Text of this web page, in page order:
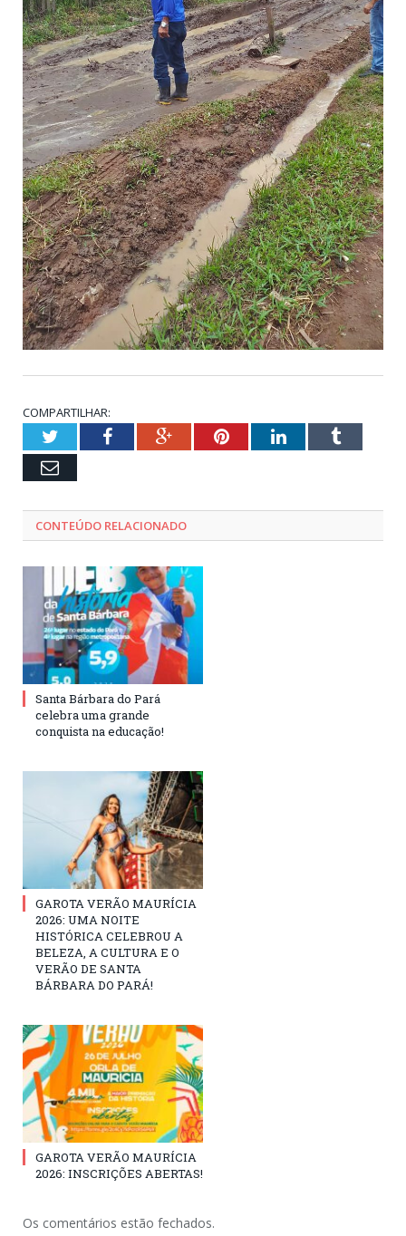
COMPARTILHAR:
TwitterFacebookGoogle+PinterestLinkedInTumblr
Email
CONTEÚDO RELACIONADO
Santa Bárbara do Pará
celebra uma grande
conquista na educação!
GAROTA VERÃO MAURÍCIA
2026: UMA NOITE
HISTÓRICA CELEBROU A
BELEZA, A CULTURA E O
VERÃO DE SANTA
BÁRBARA DO PARÁ!
GAROTA VERÃO MAURÍCIA
2026: INSCRIÇÕES ABERTAS!
Os comentários estão fechados.